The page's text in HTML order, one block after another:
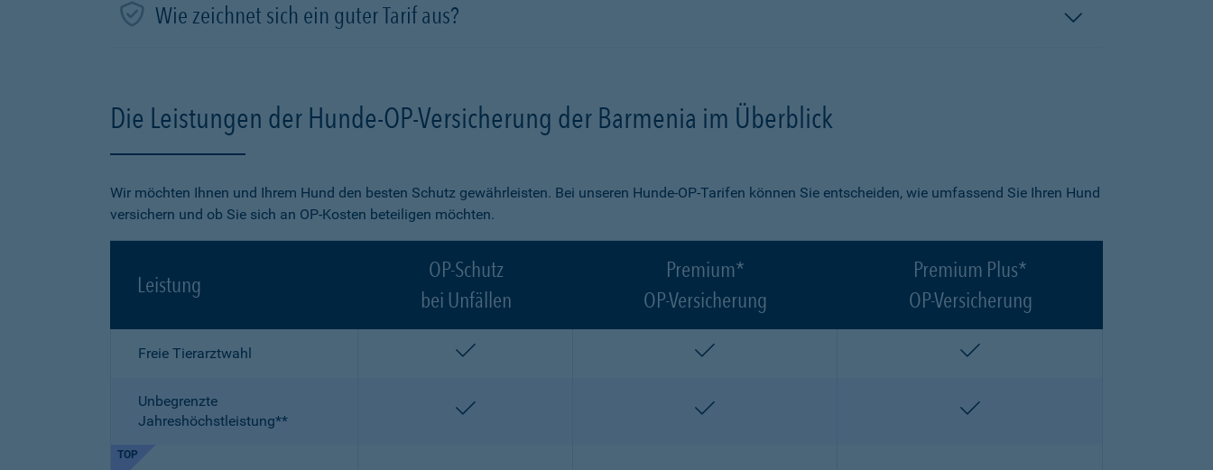
Wie zeichnet sich ein guter Tarif aus?
Die Leistungen der Hunde-OP-Versicherung der Barmenia im Überblick
Wir möchten Ihnen und Ihrem Hund den besten Schutz gewährleisten. Bei unseren Hunde-OP-Tarifen können Sie entscheiden, wie umfassend Sie Ihren Hund
versichern und ob Sie sich an OP-Kosten beteiligen möchten.
Leistung
OP-Schutz
bei Unfällen
Premium*
OP-Versicherung
Premium Plus*
OP-Versicherung
Freie Tierarztwahl enthalten enthalten
Unbegrenzte
Jahreshöchstleistung**
enthalten enthalten
TOP